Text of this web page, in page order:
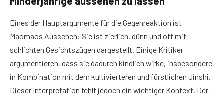
Eines der Hauptargumente für die Gegenreaktion ist
Maomaos Aussehen: Sie ist zierlich, dünn und oft mit
schlichten Gesichtszügen dargestellt. Einige Kritiker
argumentieren, dass sie dadurch kindlich wirke, insbesondere
in Kombination mit dem kultivierteren und fürstlichen Jinshi.
Dieser Interpretation fehlt jedoch ein wichtiger Kontext. Der